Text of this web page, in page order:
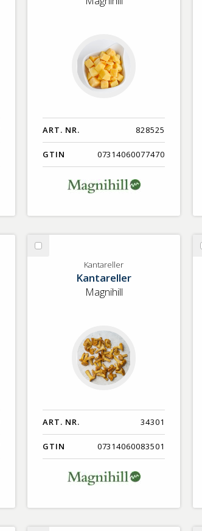
ART. NR. 828525
GTIN 07314060077470
Välj
KantarellerKantareller
Kantareller
Magnihill
ART. NR. 34301
GTIN 07314060083501